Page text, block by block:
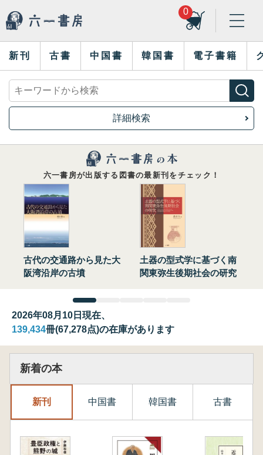
0
新刊 古書 中国書 韓国書 電子書籍
詳細検索
六一書房が出版する図書の最新刊をチェック！
古代の交通路から見た大
阪湾沿岸の古墳
土器の型式学に基づく南
関東弥生後期社会の研究
2026年08月10日現在、
139,434冊(67,278点)の在庫があります
新着の本
新刊 中国書 韓国書 古書